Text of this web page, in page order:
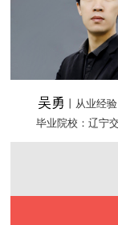
吴勇 丨从业经验
毕业院校：辽宁